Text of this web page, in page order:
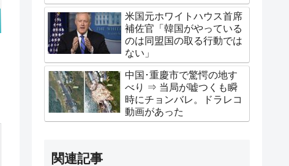
米国元ホワイトハウス首席
補佐官「韓国がやっている
のは同盟国の取る行動では
ない」
中国･重慶市で驚愕の地す
べり ⇒ 当局が嘘つくも瞬
時にチョンバレ。ドラレコ
動画があった
関連記事